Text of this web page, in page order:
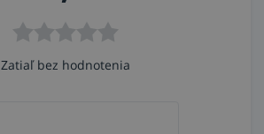
Zatiaľ bez hodnotenia